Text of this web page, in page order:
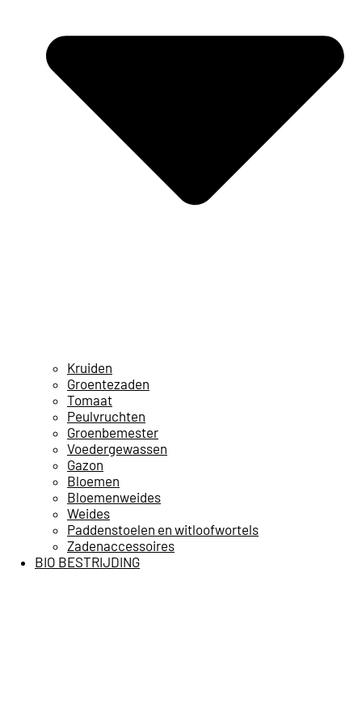
Kruiden
Groentezaden
Tomaat
Peulvruchten
Groenbemester
Voedergewassen
Gazon
Bloemen
Bloemenweides
Weides
Paddenstoelen en witloofwortels
Zadenaccessoires
BIO BESTRIJDING